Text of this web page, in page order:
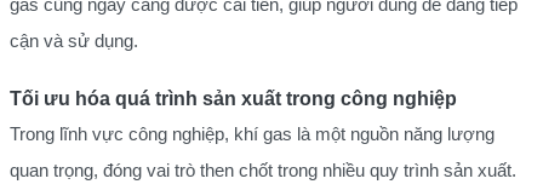
gas cũng ngày càng được cải tiến, giúp người dùng dễ dàng tiếp
cận và sử dụng.
Tối ưu hóa quá trình sản xuất trong công nghiệp
Trong lĩnh vực công nghiệp, khí gas là một nguồn năng lượng
quan trọng, đóng vai trò then chốt trong nhiều quy trình sản xuất.